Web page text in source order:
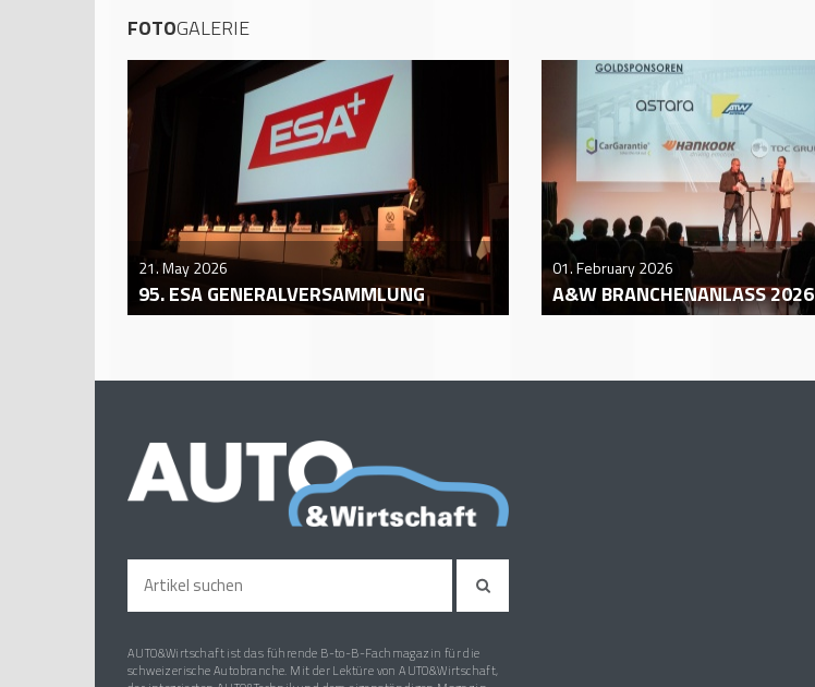
FOTOGALERIE
21. May 2026
95. ESA GENERALVERSAMMLUNG
01. February 2026
A&W BRANCHENANLASS 2026
AUTO&Wirtschaft ist das führende B-to-B-Fachmagazin für die
schweizerische Autobranche. Mit der Lektüre von AUTO&Wirtschaft,